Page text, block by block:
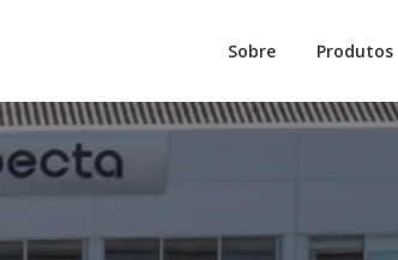
Sobre Produtos